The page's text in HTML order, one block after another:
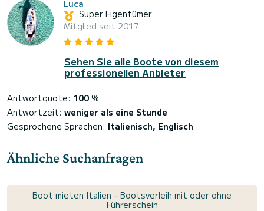
Luca
Super Eigentümer
Mitglied seit 2017
Sehen Sie alle Boote von diesem
professionellen Anbieter
Antwortquote: 100 %
Antwortzeit: weniger als eine Stunde
Gesprochene Sprachen: Italienisch, Englisch
Ähnliche Suchanfragen
Boot mieten Italien – Bootsverleih mit oder ohne
Führerschein